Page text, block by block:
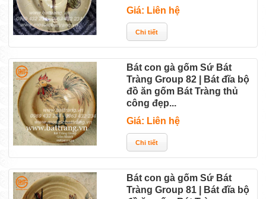
Giá: Liên hệ
Bát con gà gốm Sứ Bát
Tràng Group 82 | Bát đĩa bộ
đồ ăn gốm Bát Tràng thủ
công đẹp...
Giá: Liên hệ
Bát con gà gốm Sứ Bát
Tràng Group 81 | Bát đĩa bộ